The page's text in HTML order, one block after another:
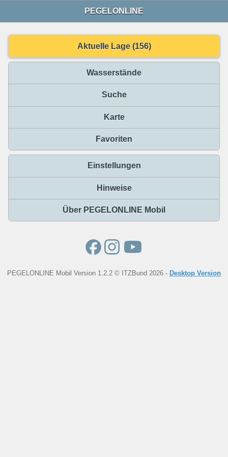
PEGELONLINE
Aktuelle Lage (156)
Wasserstände
Suche
Karte
Favoriten
Einstellungen
Hinweise
Über PEGELONLINE Mobil
PEGELONLINE Mobil Version 1.2.2 © ITZBund 2026 - Desktop Version